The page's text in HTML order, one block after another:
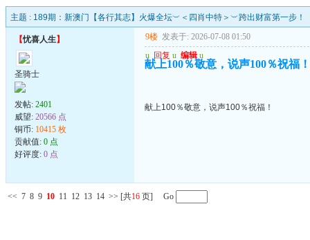
主题 : 189期：新澳门【各行其志】火爆全坛︶＜四肖中特＞︶跨出财富第一步！
【忧喜人生】
圣骑士
发帖: 2401
威望: 20566 点
铜币: 10415 枚
贡献值: 0 点
好评度: 0 点
9楼 发表于: 2026-07-08 01:50
u 回复 u 编辑 u
献上100％敬意，说声100％祝福！
献上100％敬意，说声100％祝福！
<< 7 8 9 10 11 12 13 14 >> [共16 页] Go